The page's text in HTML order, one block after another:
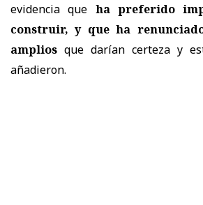
evidencia que ha preferido
construir, y que ha
amplios que darían certeza y
añadieron.